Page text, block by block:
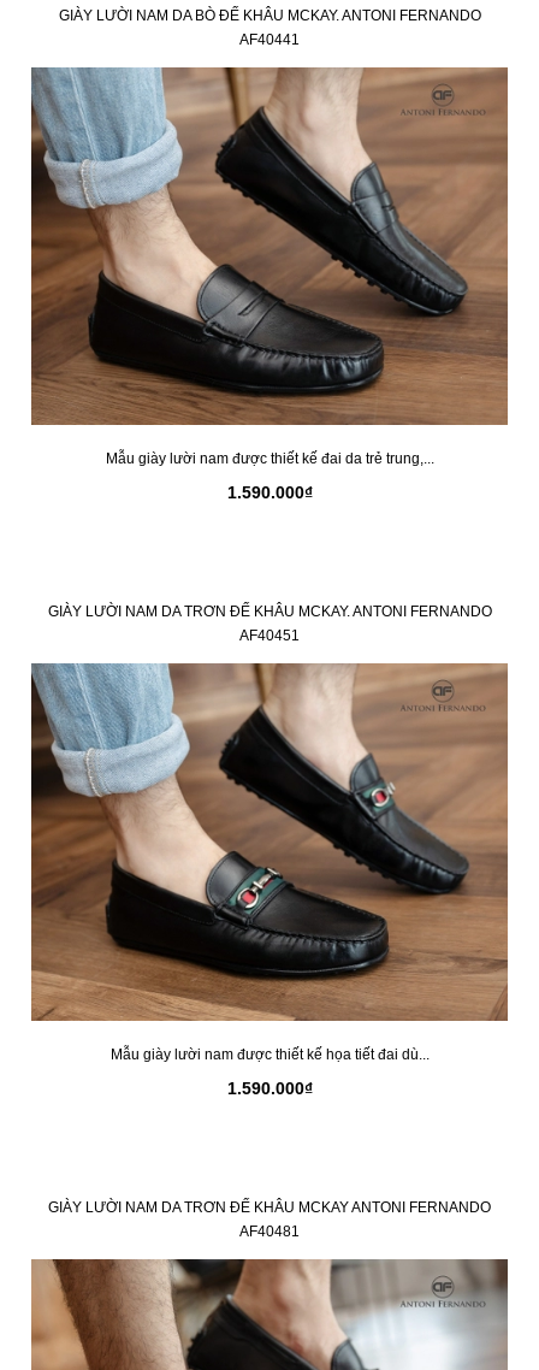
GIÀY LƯỜI NAM DA BÒ ĐẾ KHÂU MCKAY. ANTONI FERNANDO
AF40441
Mẫu giày lười nam được thiết kế đai da trẻ trung,...
1.590.000₫
GIÀY LƯỜI NAM DA TRƠN ĐẾ KHÂU MCKAY. ANTONI FERNANDO
AF40451
Mẫu giày lười nam được thiết kế họa tiết đai dù...
1.590.000₫
GIÀY LƯỜI NAM DA TRƠN ĐẾ KHÂU MCKAY ANTONI FERNANDO
AF40481